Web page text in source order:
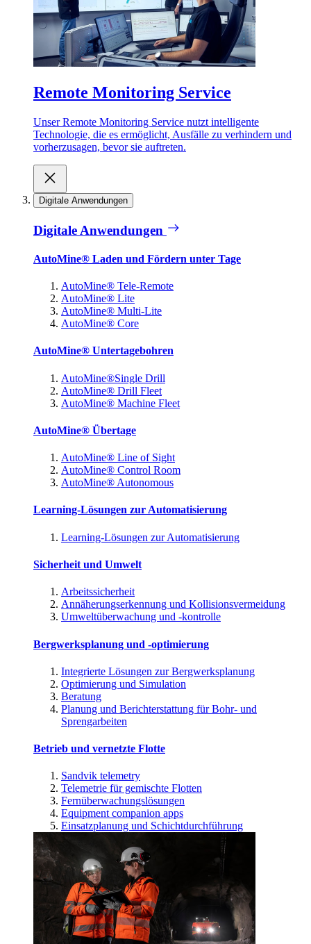
Remote Monitoring Service
Unser Remote Monitoring Service nutzt intelligente
Technologie, die es ermöglicht, Ausfälle zu verhindern und
vorherzusagen, bevor sie auftreten.
Digitale Anwendungen
Digitale Anwendungen
AutoMine® Laden und Fördern unter Tage
AutoMine® Tele-Remote
AutoMine® Lite
AutoMine® Multi-Lite
AutoMine® Core
AutoMine® Untertagebohren
AutoMine®Single Drill
AutoMine® Drill Fleet
AutoMine® Machine Fleet
AutoMine® Übertage
AutoMine® Line of Sight
AutoMine® Control Room
AutoMine® Autonomous
Learning-Lösungen zur Automatisierung
Learning-Lösungen zur Automatisierung
Sicherheit und Umwelt
Arbeitssicherheit
Annäherungserkennung und Kollisionsvermeidung
Umweltüberwachung und -kontrolle
Bergwerksplanung und -optimierung
Integrierte Lösungen zur Bergwerksplanung
Optimierung und Simulation
Beratung
Planung und Berichterstattung für Bohr- und
Sprengarbeiten
Betrieb und vernetzte Flotte
Sandvik telemetry
Telemetrie für gemischte Flotten
Fernüberwachungslösungen
Equipment companion apps
Einsatzplanung und Schichtdurchführung